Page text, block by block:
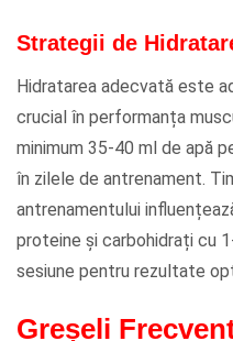
Strategii de
Hidratarea adecvată este
crucial în performanța
minimum 35-40 ml de apă
în zilele de antrenament.
antrenamentului
proteine și carbohidrați cu
sesiune pentru rezultate
Greșeli